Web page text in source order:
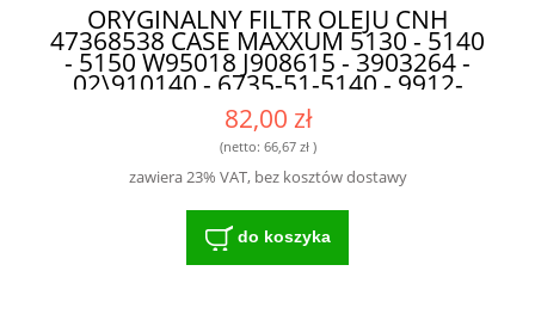
ORYGINALNY FILTR OLEJU CNH
47368538 CASE MAXXUM 5130 - 5140
- 5150 W95018 J908615 - 3903264 -
02\910140 - 6735-51-5140 - 9912-
08615 - LF3349 - 47368538 SO3349
DO MASZYN ROLNICZYCH
82,00 zł
(netto: 66,67 zł)
zawiera 23% VAT, bez kosztów dostawy
do koszyka